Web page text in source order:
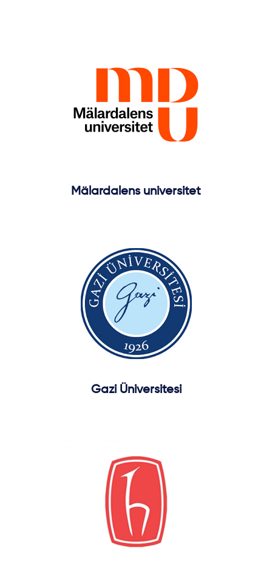
Mälardalens universitet
Gazi Üniversitesi